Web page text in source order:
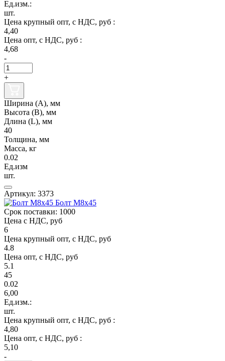
Ед.изм.:
шт.
Цена крупный опт, с НДС, руб :
4,40
Цена опт, с НДС, руб :
4,68
-
+
Ширина (А), мм
Высота (В), мм
Длина (L), мм
40
Толщина, мм
Масса, кг
0.02
Ед.изм
шт.
Артикул: 3373
Болт М8х45
Срок поставки: 1000
Цена с НДС, руб
6
Цена крупный опт, с НДС, руб
4.8
Цена опт, с НДС, руб
5.1
45
0.02
6,00
Ед.изм.:
шт.
Цена крупный опт, с НДС, руб :
4,80
Цена опт, с НДС, руб :
5,10
-